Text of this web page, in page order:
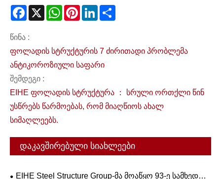
Facebook
X WhatsAppPinterestLinkedIn
წინა :
ფოლადის სტრუქტურის 7 ძირითადი პრობლემა
ანტიკოროზიული საფარი
შემდეგი :
EIHE ფოლადის სტრუქტურა ： სრული ორთქლი წინ
უსწრებს წარმოებას, რომ მიაღწიოს ახალ
სიმაღლეებს.
დაკავშირებული სიახლეები
EIHE Steel Structure Group-მა მოაწყო 93-ე სამხედრო